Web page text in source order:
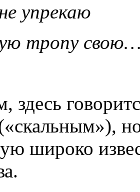
упрекаю
тропу
здесь
широко